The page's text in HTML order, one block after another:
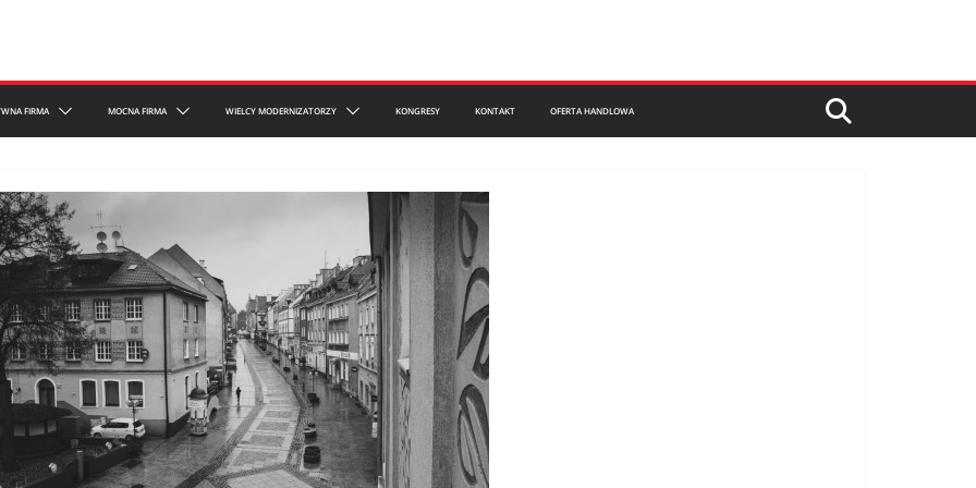
FIRMA MOCNA FIRMA WIELCY MODERNIZATORZY KONGRESY KONTAKT OFERTA HANDLOWA